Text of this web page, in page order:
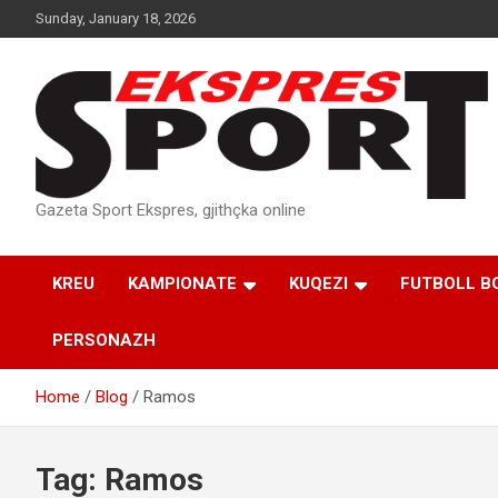
to
Sunday, January 18, 2026
Gazeta Sport Ekspres, gjithçka online
KREU KAMPIONATE KUQEZI FUTBOLL
PERSONAZH
Home Blog Ramos
Tag: Ramos